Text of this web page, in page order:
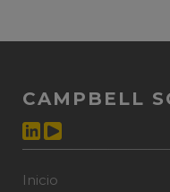
CAMPBELL
Inicio